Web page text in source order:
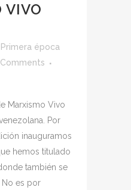
VIVO
Primera época
Marxismo Vivo
Por
inauguramos
hemos titulado
también se
No es por